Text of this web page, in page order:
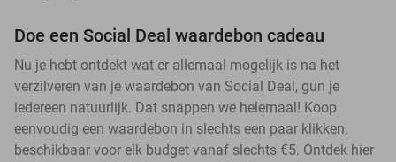
Doe een Social Deal waardebon cadeau
Nu je hebt ontdekt wat er allemaal mogelijk is na het
verzilveren van je waardebon van Social Deal, gun je
iedereen natuurlijk. Dat snappen we helemaal! Koop
eenvoudig een waardebon in slechts een paar klikken,
beschikbaar voor elk budget vanaf slechts €5. Ontdek hier